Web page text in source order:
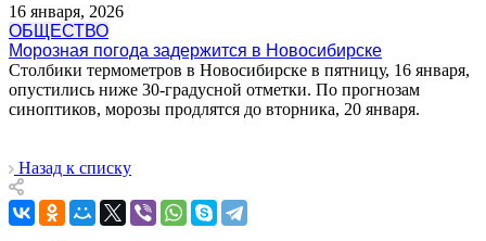
16 января, 2026
ОБЩЕСТВО
Морозная погода задержится в Новосибирске
Столбики термометров в Новосибирске в пятницу, 16 января,
опустились ниже 30-градусной отметки. По прогнозам
синоптиков, морозы продлятся до вторника, 20 января.
Назад к списку